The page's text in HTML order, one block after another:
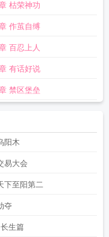
大豪门瓷砖生产基地
十大豪门意甲七大豪门
门荷甲三大豪门
界杯四大豪门
英超6大豪门
传统八大豪门英超传统六大
豪门土超三大豪门
四大豪门
门瓷砖质量怎么样
门
枯荣神功
作茧自缚
百忍上人
有话好说
禁区堡垒
阳木
易大会
下至阳第二
夺
生篇